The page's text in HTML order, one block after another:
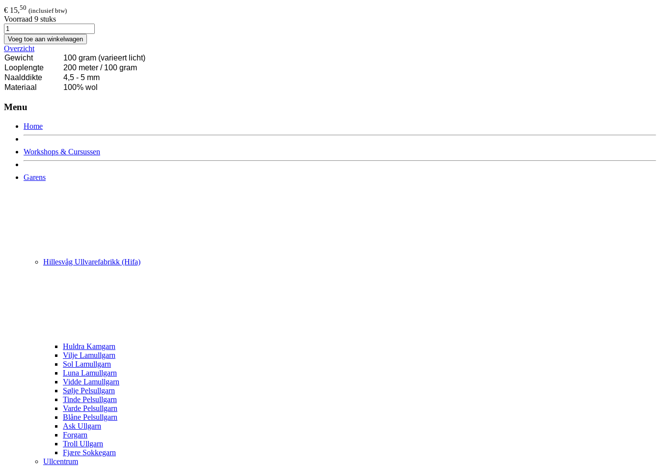
€ 15,50 (inclusief btw)
Voorraad 9 stuks
Voeg toe aan winkelwagen
Overzicht
Gewicht
100 gram (varieert licht)
Looplengte
200 meter / 100 gram
Naalddikte
4,5 - 5 mm
Materiaal
100% wol
Menu
Home
Workshops & Cursussen
Garens
Hillesvåg Ullvarefabrikk (Hifa)
Huldra Kamgarn
Vilje Lamullgarn
Sol Lamullgarn
Luna Lamullgarn
Vidde Lamullgarn
Sølje Pelsullgarn
Tinde Pelsullgarn
Varde Pelsullgarn
Blåne Pelsullgarn
Ask Ullgarn
Forgarn
Troll Ullgarn
Fjære Sokkegarn
Ullcentrum